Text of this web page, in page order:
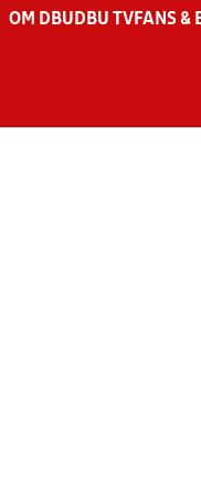
OM DBU DBU TV FANS &